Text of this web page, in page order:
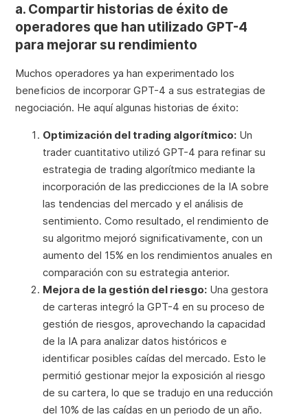
a. Compartir historias de éxito de
operadores que han utilizado GPT-4
para mejorar su rendimiento
Muchos operadores ya han experimentado los
beneficios de incorporar GPT-4 a sus estrategias de
negociación. He aquí algunas historias de éxito:
Optimización del trading algorítmico: Un
trader cuantitativo utilizó GPT-4 para refinar su
estrategia de trading algorítmico mediante la
incorporación de las predicciones de la IA sobre
las tendencias del mercado y el análisis de
sentimiento. Como resultado, el rendimiento de
su algoritmo mejoró significativamente, con un
aumento del 15% en los rendimientos anuales en
comparación con su estrategia anterior.
Mejora de la gestión del riesgo: Una gestora
de carteras integró la GPT-4 en su proceso de
gestión de riesgos, aprovechando la capacidad
de la IA para analizar datos históricos e
identificar posibles caídas del mercado. Esto le
permitió gestionar mejor la exposición al riesgo
de su cartera, lo que se tradujo en una reducción
del 10% de las caídas en un periodo de un año.